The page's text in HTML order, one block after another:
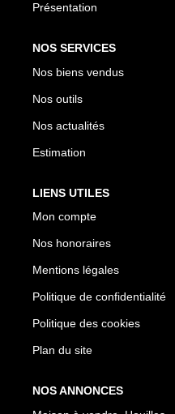
Présentation
NOS SERVICES
Nos biens vendus
Nos outils
Nos actualités
Estimation
LIENS UTILES
Mon compte
Nos honoraires
Mentions légales
Politique de confidentialité
Politique des cookies
Plan du site
NOS ANNONCES